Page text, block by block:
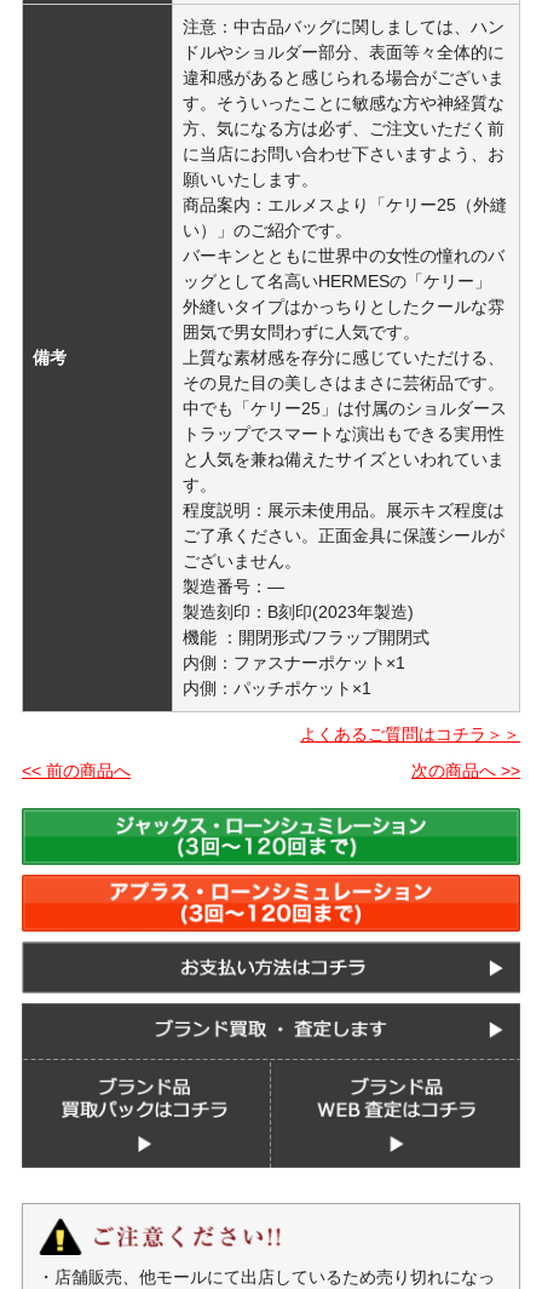
備考
注意：中古品バッグに関しましては、ハン
ドルやショルダー部分、表面等々全体的に
違和感があると感じられる場合がございま
す。そういったことに敏感な方や神経質な
方、気になる方は必ず、ご注文いただく前
に当店にお問い合わせ下さいますよう、お
願いいたします。
商品案内：エルメスより「ケリー25（外縫
い）」のご紹介です。
バーキンとともに世界中の女性の憧れのバ
ッグとして名高いHERMESの「ケリー」
外縫いタイプはかっちりとしたクールな雰
囲気で男女問わずに人気です。
上質な素材感を存分に感じていただける、
その見た目の美しさはまさに芸術品です。
中でも「ケリー25」は付属のショルダース
トラップでスマートな演出もできる実用性
と人気を兼ね備えたサイズといわれていま
す。
程度説明：展示未使用品。展示キズ程度は
ご了承ください。正面金具に保護シールが
ございません。
製造番号：―
製造刻印：B刻印(2023年製造)
機能 ：開閉形式/フラップ開閉式
内側：ファスナーポケット×1
内側：パッチポケット×1
よくあるご質問はコチラ＞＞
<< 前の商品へ
次の商品へ >>
・店舗販売、他モールにて出店しているため売り切れになっ